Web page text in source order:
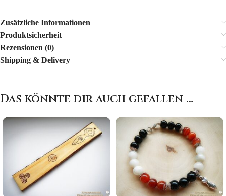
Zusätzliche Informationen
Produktsicherheit
Rezensionen (0)
Shipping & Delivery
Das könnte dir auch gefallen …